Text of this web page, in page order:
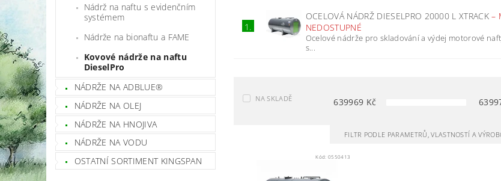
Nádrž na naftu s evidenčním
systémem
Nádrže na bionaftu a FAME
Kovové nádrže na naftu
DieselPro
NÁDRŽE NA ADBLUE®
NÁDRŽE NA OLEJ
NÁDRŽE NA HNOJIVA
NÁDRŽE NA VODU
OSTATNÍ SORTIMENT KINGSPAN
1.
OCELOVÁ NÁDRŽ DIESELPRO 20000 L XTRACK–
NEDOSTUPNÉ
Ocelové nádrže pro skladování a výdej motorové
s...
NA SKLADĚ 639969 Kč
FILTR PODLE PARAMETRŮ, VLASTNOSTÍ A
Kód:0550413